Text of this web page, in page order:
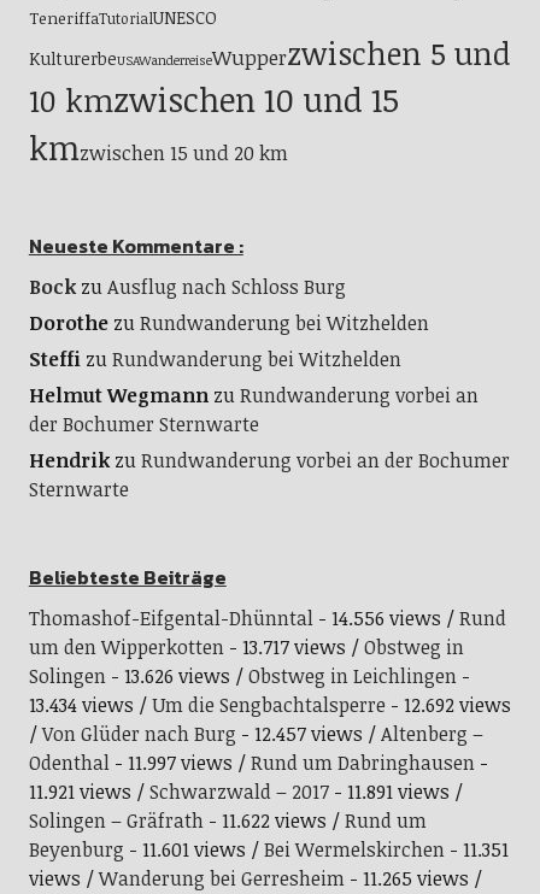
TeneriffaTutorialUNESCO
KulturerbeUSAWanderreiseWupperzwischen 5 und
10 kmzwischen 10 und 15
kmzwischen 15 und 20 km
Neueste Kommentare :
BockzuAusflug nach Schloss Burg
DorothezuRundwanderung bei Witzhelden
SteffizuRundwanderung bei Witzhelden
Helmut WegmannzuRundwanderung vorbei an
der Bochumer Sternwarte
HendrikzuRundwanderung vorbei an der Bochumer
Sternwarte
Beliebteste Beiträge
Thomashof-Eifgental-Dhünntal- 14.556 views
Rund
um den Wipperkotten- 13.717 views
Obstweg in
Solingen- 13.626 views Obstweg in Leichlingen-
13.434 views
Um die Sengbachtalsperre - 12.692 views
Von Glüder nach Burg - 12.457 views
Altenberg –
Odenthal- 11.997 views Rund um Dabringhausen-
11.921 views
Schwarzwald – 2017- 11.891 views
Solingen – Gräfrath- 11.622 views
Rund um
Beyenburg - 11.601 views Bei Wermelskirchen- 11.351
views
Wanderung bei Gerresheim- 11.265 views